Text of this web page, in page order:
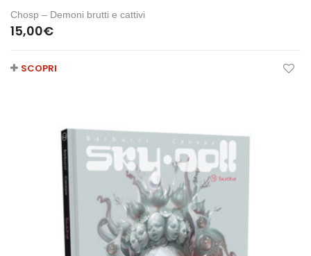
Chosp – Demoni brutti e cattivi
15,00€
SCOPRI